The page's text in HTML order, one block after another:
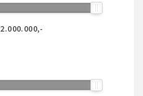
2.000.000,-